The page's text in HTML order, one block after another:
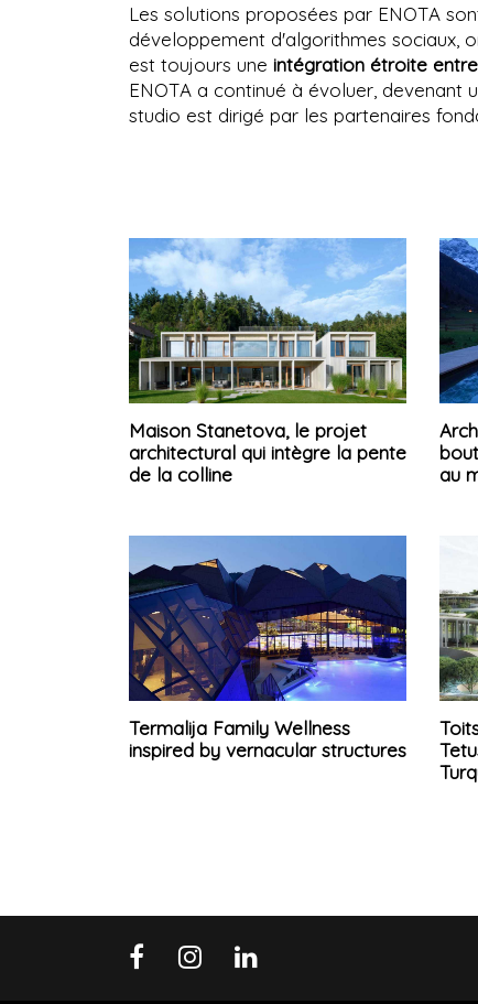
Les solutions proposées par ENOTA
développement d'algorithmes sociaux,
est toujours une intégration étroite
ENOTA a continué à évoluer, devenant
studio est dirigé par les partenaires
Maison Stanetova, le projet
architectural qui intègre la pente
de la colline
au
Termalija Family Wellness
inspired by vernacular structures